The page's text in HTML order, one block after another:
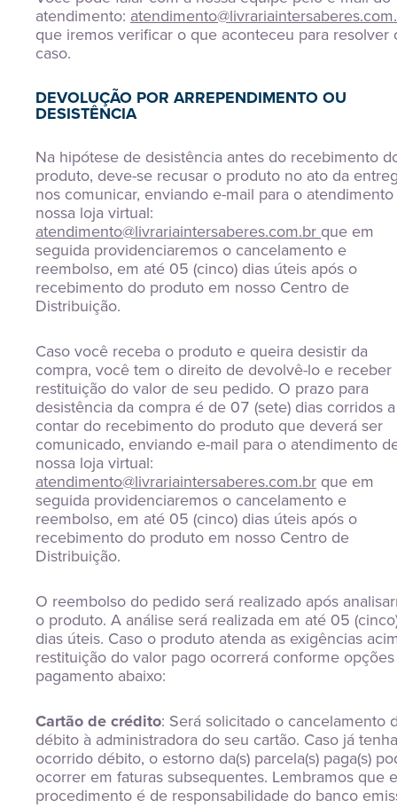
atendimento:
que iremos verificar o que aconteceu para resolver
caso.
DEVOLUÇÃO POR ARREPENDIMENTO OU
DESISTÊNCIA
Na hipótese de desistência antes do recebimento
produto, deve-se recusar o produto no ato da
nos comunicar, enviando e-mail para o
nossa loja virtual:
atendimento@livrariaintersaberes.com.br que em
seguida providenciaremos o cancelamento e
reembolso, em até 05 (cinco) dias úteis após o
recebimento do produto em nosso Centro de
Distribuição.
Caso você receba o produto e queira desistir da
compra, você tem o direito de devolvê-lo e receber
restituição do valor de seu pedido. O prazo para
desistência da compra é de 07 (sete) dias corridos a
contar do recebimento do produto que deverá ser
comunicado, enviando e-mail para o atendimento
nossa loja virtual:
atendimento@livrariaintersaberes.com.br que em
seguida providenciaremos o cancelamento e
reembolso, em até 05 (cinco) dias úteis após o
recebimento do produto em nosso Centro de
Distribuição.
O reembolso do pedido será realizado após
o produto. A análise será realizada em até 05
dias úteis. Caso o produto atenda as exigências
restituição do valor pago ocorrerá conforme
pagamento abaixo:
Cartão de crédito: Será solicitado o cancelamento
débito à administradora do seu cartão. Caso já tenha
ocorrido débito, o estorno da(s) parcela(s) paga(s)
ocorrer em faturas subsequentes. Lembramos que
procedimento é de responsabilidade do banco